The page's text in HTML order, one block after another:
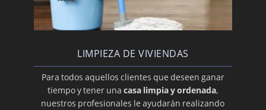
LIMPIEZA DE VIVIENDAS
Para todos aquellos clientes que deseen ganar
tiempo y tener unacasa limpia y ordenada,
nuestros profesionales le ayudarán realizando